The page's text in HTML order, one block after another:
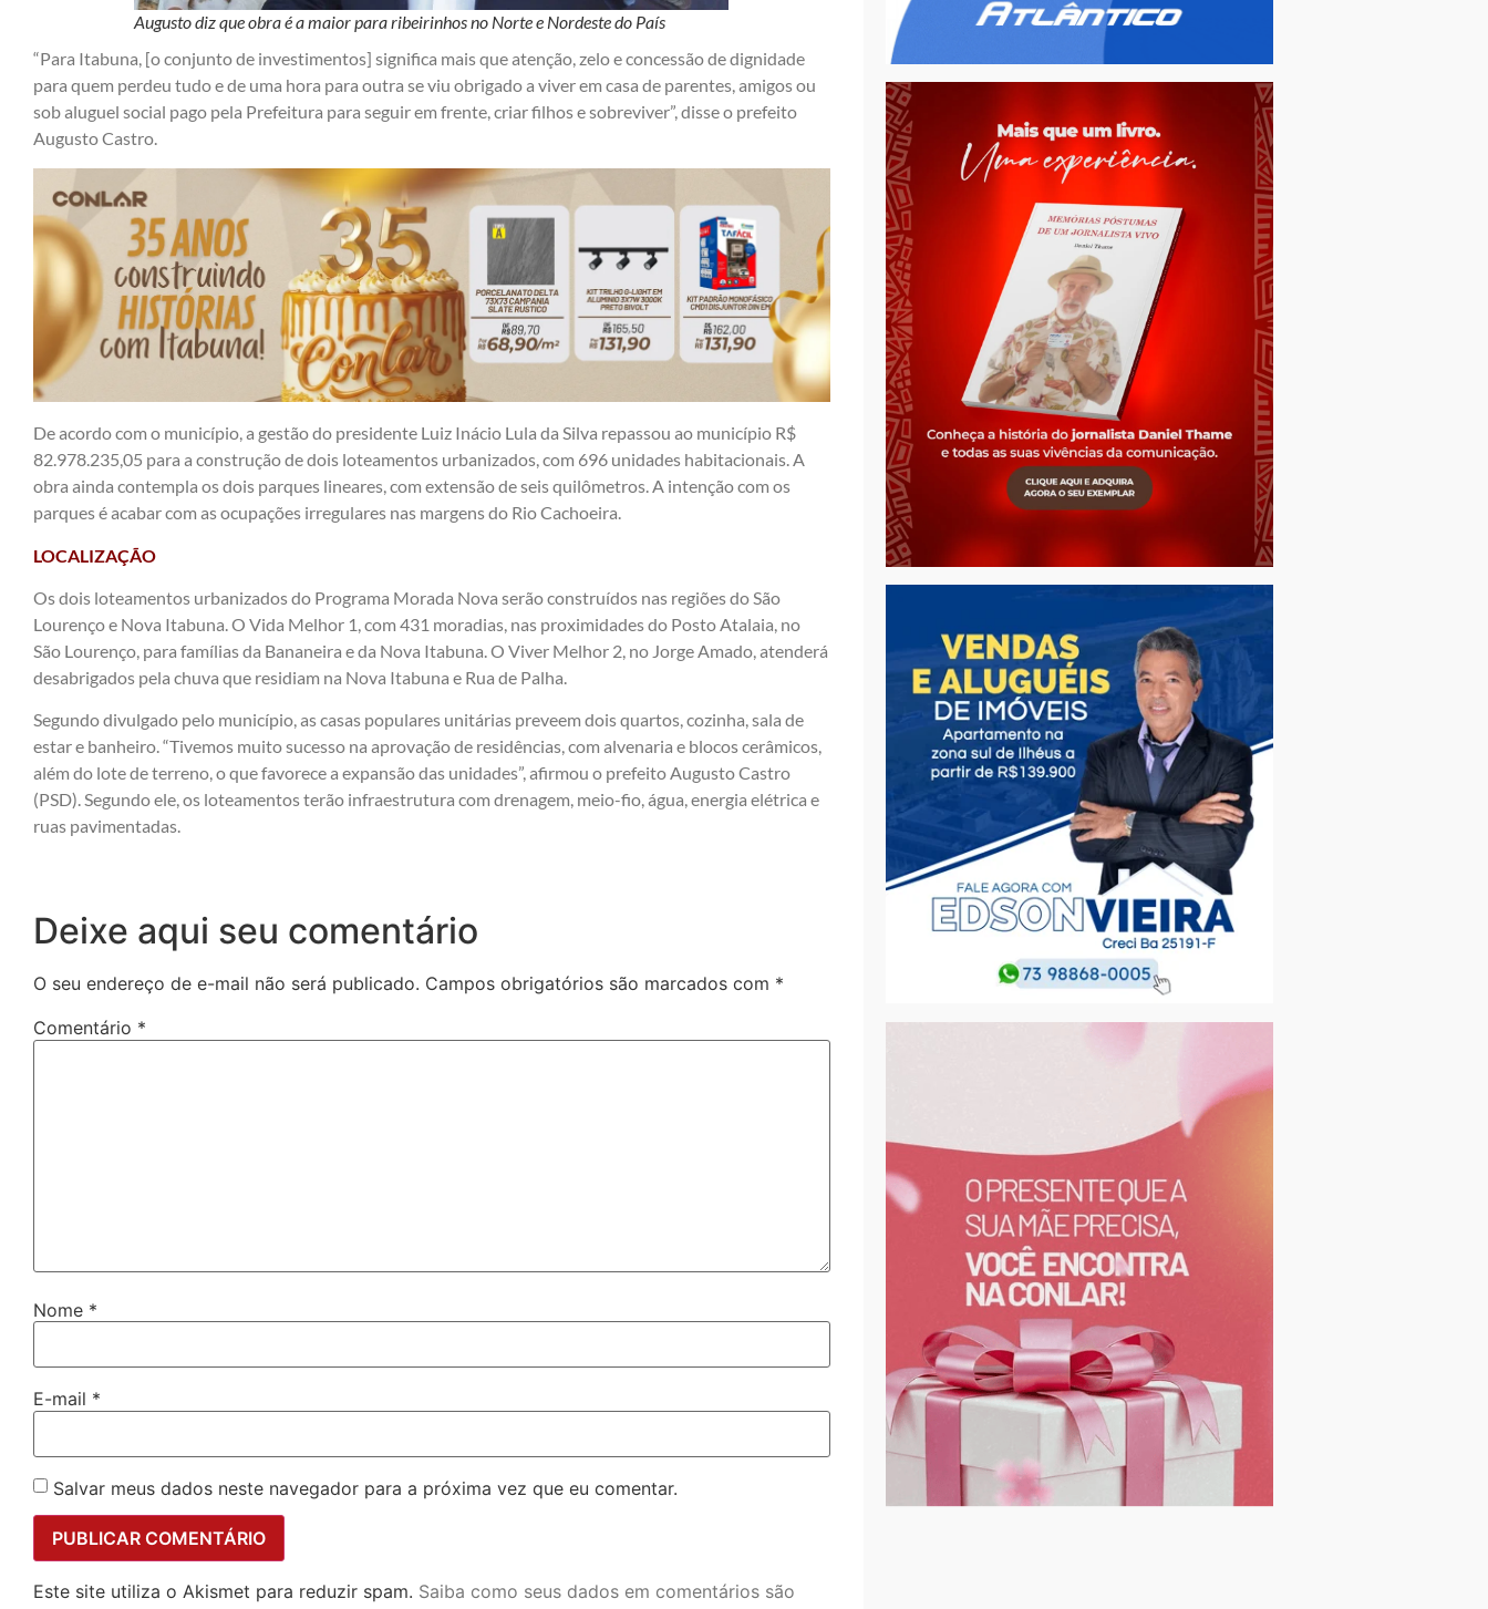
Augusto diz que obra é a maior para ribeirinhos no Norte e Nordeste do País
“Para Itabuna, [o conjunto de investimentos] significa mais que atenção, zelo e concessão de dignidade
para quem perdeu tudo e de uma hora para outra se viu obrigado a viver em casa de parentes, amigos ou
sob aluguel social pago pela Prefeitura para seguir em frente, criar filhos e sobreviver”, disse o prefeito
Augusto Castro.
De acordo com o município, a gestão do presidente Luiz Inácio Lula da Silva repassou ao município R$
82.978.235,05 para a construção de dois loteamentos urbanizados, com 696 unidades habitacionais. A
obra ainda contempla os dois parques lineares, com extensão de seis quilômetros. A intenção com os
parques é acabar com as ocupações irregulares nas margens do Rio Cachoeira.
LOCALIZAÇÃO
Os dois loteamentos urbanizados do Programa Morada Nova serão construídos nas regiões do São
Lourenço e Nova Itabuna. O Vida Melhor 1, com 431 moradias, nas proximidades do Posto Atalaia, no
São Lourenço, para famílias da Bananeira e da Nova Itabuna. O Viver Melhor 2, no Jorge Amado, atenderá
desabrigados pela chuva que residiam na Nova Itabuna e Rua de Palha.
Segundo divulgado pelo município, as casas populares unitárias preveem dois quartos, cozinha, sala de
estar e banheiro. “Tivemos muito sucesso na aprovação de residências, com alvenaria e blocos cerâmicos,
além do lote de terreno, o que favorece a expansão das unidades”, afirmou o prefeito Augusto Castro
(PSD). Segundo ele, os loteamentos terão infraestrutura com drenagem, meio-fio, água, energia elétrica e
ruas pavimentadas.
Deixe aqui seu comentário
O seu endereço de e-mail não será publicado. Campos obrigatórios são marcados com *
Comentário *
Nome *
E-mail *
Salvar meus dados neste navegador para a próxima vez que eu comentar.
Este site utiliza o Akismet para reduzir spam. Saiba como seus dados em comentários são